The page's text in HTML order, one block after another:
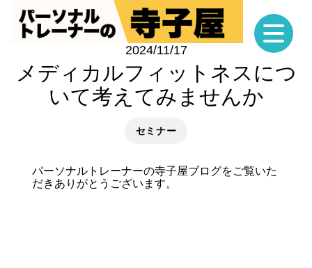
2024/11/17
メディカルフィットネスにつ
いて考えてみませんか
セミナー
パーソナルトレーナーの寺子屋ブログをご覧いた
だきありがとうございます。